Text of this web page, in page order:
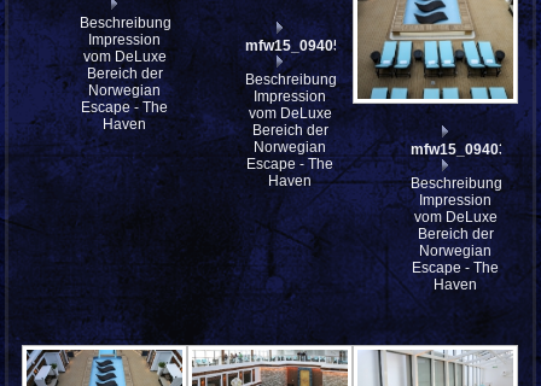
Beschreibung:
Impression
vom DeLuxe
Bereich der
Norwegian
Escape - The
Haven
mfw15_094050
Beschreibung:
Impression
vom DeLuxe
Bereich der
Norwegian
Escape - The
Haven
mfw15_094030
Beschreibung:
Impression
vom DeLuxe
Bereich der
Norwegian
Escape - The
Haven